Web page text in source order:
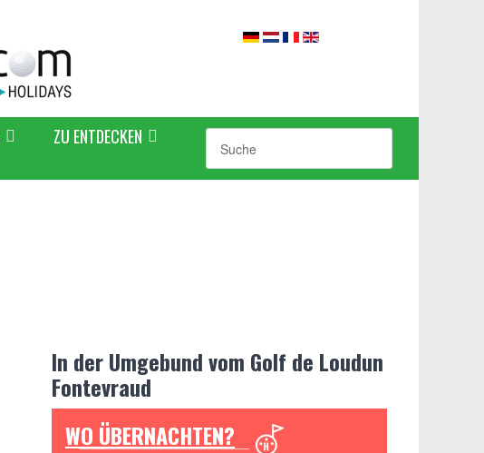
ZU ENTDECKEN
In der Umgebund vom Golf de Loudun
Fontevraud
WO ÜBERNACHTEN?